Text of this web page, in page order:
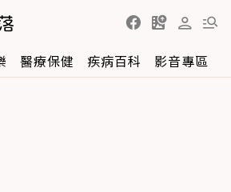
醫療保健 疾病百科 影音專區